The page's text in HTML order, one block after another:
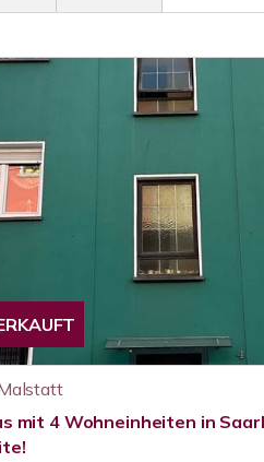
mit 4 Wohneinheiten in